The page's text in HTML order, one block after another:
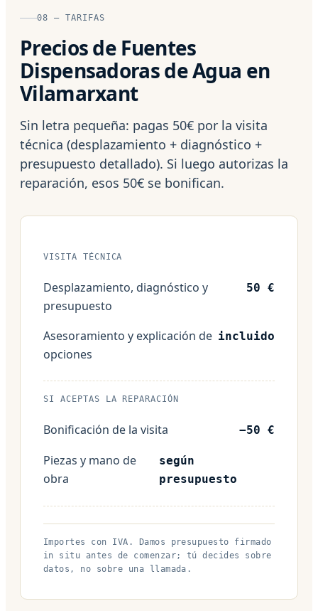
08 — TARIFAS
Precios de Fuentes
Dispensadoras de Agua en
Vilamarxant
Sin letra pequeña: pagas 50€ por la visita
técnica (desplazamiento + diagnóstico +
presupuesto detallado). Si luego autorizas la
reparación, esos 50€ se bonifican.
VISITA TÉCNICA
Desplazamiento, diagnóstico y
presupuesto
50 €
Asesoramiento y explicación de
opciones
incluido
SI ACEPTAS LA REPARACIÓN
Bonificación de la visita −50 €
Piezas y mano de
obra
según
presupuesto
Importes con IVA. Damos presupuesto firmado
in situ antes de comenzar; tú decides sobre
datos, no sobre una llamada.